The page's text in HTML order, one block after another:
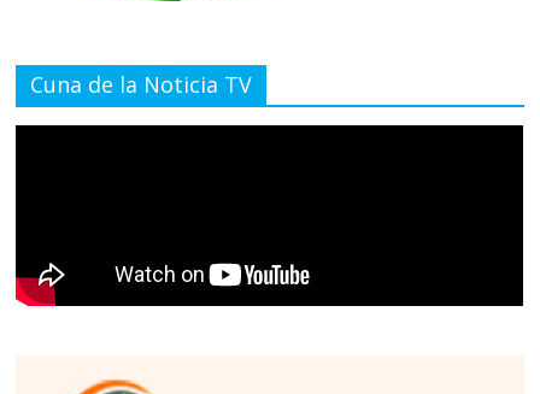
Cuna de la Noticia TV